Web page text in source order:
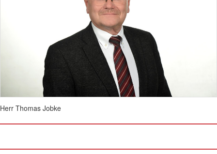
Herr Thomas Jobke